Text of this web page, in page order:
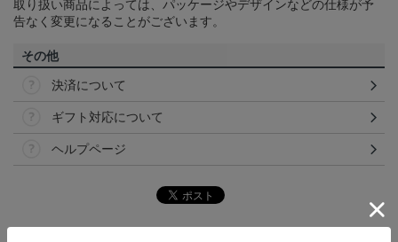
取り扱い商品によっては、パッケージやデザインなどの仕様が予
告なく変更になることがございます。
その他
決済について
ギフト対応について
ヘルプページ